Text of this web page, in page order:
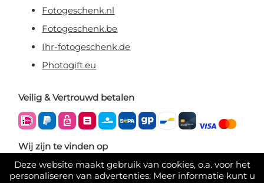
Deze website maakt gebruik van cookies, o.a. voor het
personaliseren van advertenties. Meer informatie kunt u
Fotogeschenk.nl
Fotogeschenk.be
Ihr-fotogeschenk.de
Photogift.eu
Veilig & Vertrouwd betalen
Wij zijn te vinden op